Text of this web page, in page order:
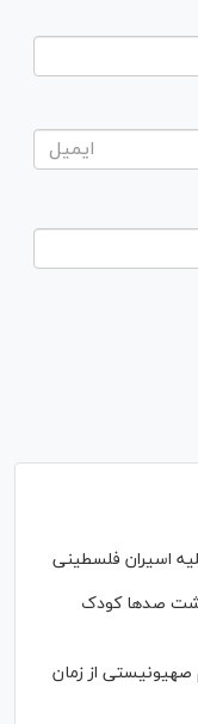
اسیران فلسطینی
صدها کودک
صهیونیستی از زمان